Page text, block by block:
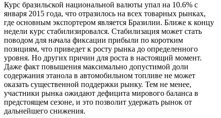
Курс бразильской национальной валюты упал на 10.6% с
января 2015 года, что отразилось на всех товарных рынках,
где основным экспортером является Бразилии. Ближе к концу
недели курс стабилизировался. Стабилизация может стать
поводом для начала фиксации прибыли по коротким
позициям, что приведет к росту рынка до определенного
уровня. Но других причин для роста в настоящий момент.
Даже факт повышения максимально допустимой доли
содержания этанола в автомобильном топливе не может
оказать существенной поддержки рынку. Тем не менее,
участники рынка ожидают дефицита мирового баланса в
предстоящем сезоне, и это позволит удержать рынок от
дальнейшего снижения.